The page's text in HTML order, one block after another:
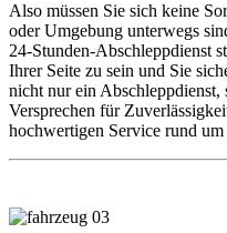
Also müssen Sie sich keine
oder Umgebung unterwegs
24-Stunden-Abschleppdienst
Ihrer Seite zu sein und Sie
nicht nur ein Abschleppdienst,
Versprechen für
hochwertigen Service rund